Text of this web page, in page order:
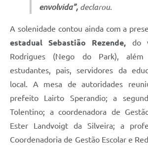
envolvida”, declarou.
A solenidade contou ainda com a
estadual Sebastião Rezende,
do
Rodrigues (Nego do Park), além
estudantes, pais, servidores da
local. A mesa de autoridades
prefeito Lairto Sperandio; a
Tolentino; a coordenadora de
Ester Landvoigt da Silveira; a
Coordenadoria de Gestão Escolar e